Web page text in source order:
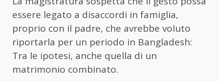
essere legato a disaccordi in famiglia,
proprio con il padre, che avrebbe voluto
riportarla per un periodo in Bangladesh:
Tra le ipotesi, anche quella di un
matrimonio combinato.